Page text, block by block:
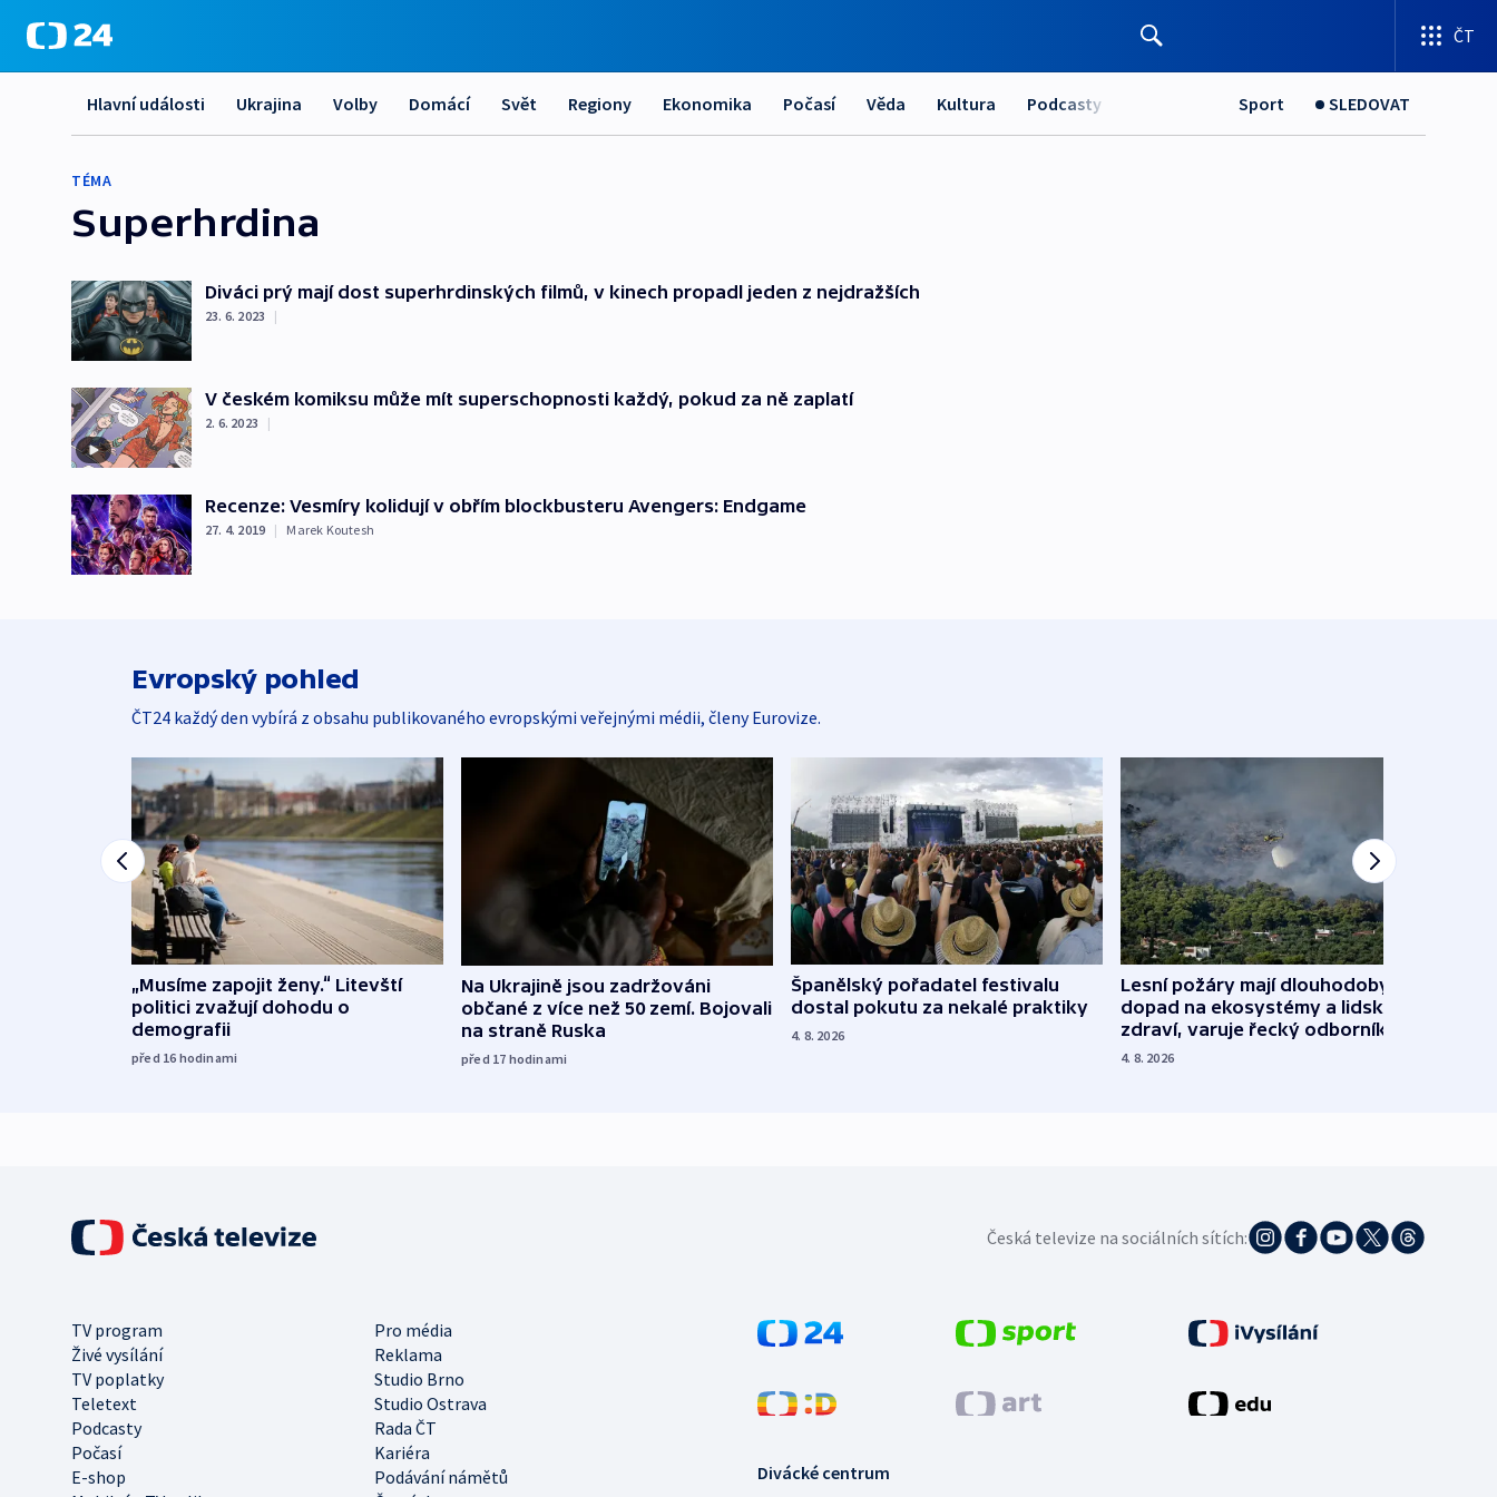
ČT
Hlavní události Ukrajina Volby Domácí Svět Regiony Ekonomika Počasí Věda Kultura Podcasty Sport SLEDOVAT
TÉMA
Superhrdina
Diváci prý mají dost superhrdinských filmů, v kinech propadl jeden z nejdražších
23. 6. 2023 |
V českém komiksu může mít superschopnosti každý, pokud za ně zaplatí
2. 6. 2023 |
Recenze: Vesmíry kolidují v obřím blockbusteru Avengers: Endgame
27. 4. 2019 | Marek Koutesh
Evropský pohled
ČT24 každý den vybírá z obsahu publikovaného evropskými veřejnými médii, členy Eurovize.
„Musíme zapojit ženy.“ Litevští
politici zvažují dohodu o
demografii
před 16 hodinami
Na Ukrajině jsou zadržováni
občané z více než 50 zemí. Bojovali
na straně Ruska
před 17 hodinami
Španělský pořadatel festivalu
dostal pokutu za nekalé praktiky
4. 8. 2026
Lesní požáry mají dlouhodobý
dopad na ekosystémy a lidské
zdraví, varuje řecký odborník
4. 8. 2026
Česká televize na sociálních sítích:
TV program
Pro média
Živé vysílání
Reklama
TV poplatky
Studio Brno
Teletext
Studio Ostrava
Podcasty
Rada ČT
Počasí
Kariéra
E-shop
Podávání námětů
Divácké centrum